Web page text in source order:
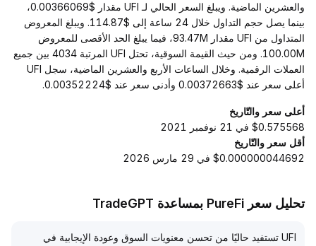
والعشرين الماضية. ويبلغ السعر الحالي لـ UFI مقدار $0.00366069،
بينما يصل حجم التداول خلال 24 ساعة إلى $114.87. ويبلغ المعروض
المتداول من UFI مقدار 93.47M، فيما يبلغ الحد الأقصى للمعروض
100.00M. ومن حيث القيمة السوقية، تحتل UFI المرتبة 4034 بين جميع
العملات الرقمية. وخلال الساعات الأربع والعشرين الماضية، سجل UFI
أعلى سعر عند $0.00372663 وأدنى سعر عند $0.00352224.
أعلى سعر والتّاريخ
$0.575568 في 21 نوفمبر 2021
أقل سعر والتّاريخ
$0.000000044692 في 29 مارس 2026
تحليل سعر PureFi بمساعدة TradeGPT
UFI تستفيد حاليًا من تحسن معنويات السوق وعودة الإيجابية في